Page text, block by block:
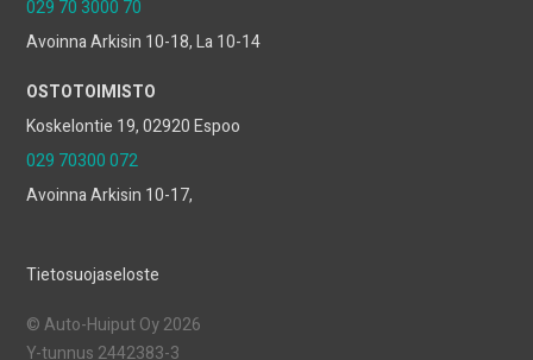
029 70 3000 70
Avoinna Arkisin 10-18, La 10-14
OSTOTOIMISTO
Koskelontie 19, 02920 Espoo
029 70300 072
Avoinna Arkisin 10-17,
Tietosuojaseloste
© Auto-Huiput Oy 2026
Y-tunnus 2442383-3